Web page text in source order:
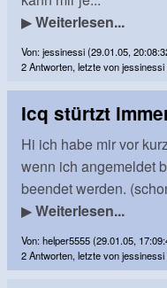
▶Weiterlesen...
Von: jessinessi (29.01.05,
2 Antworten, letzte von
Icq stürtzt
Hi ich habe mir vor
wenn ich angemeldet
beendet werden.
▶Weiterlesen...
Von: helper5555 (29.01.05,
2 Antworten, letzte von